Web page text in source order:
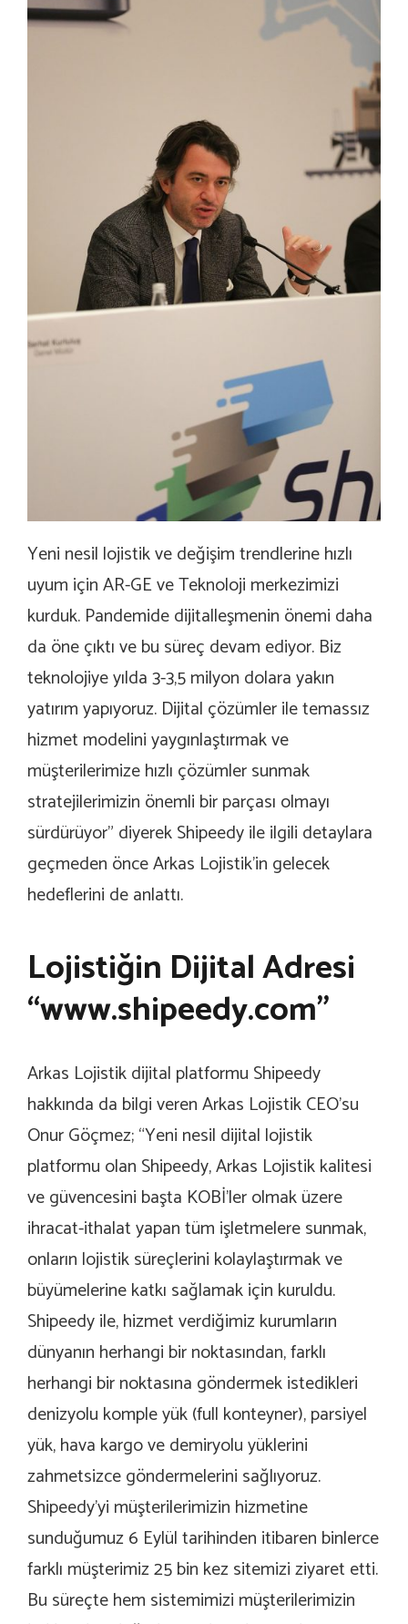
Yeni nesil lojistik ve değişim trendlerine hızlı
uyum için AR-GE ve Teknoloji merkezimizi
kurduk. Pandemide dijitalleşmenin önemi daha
da öne çıktı ve bu süreç devam ediyor. Biz
teknolojiye yılda 3-3,5 milyon dolara yakın
yatırım yapıyoruz. Dijital çözümler ile temassız
hizmet modelini yaygınlaştırmak ve
müşterilerimize hızlı çözümler sunmak
stratejilerimizin önemli bir parçası olmayı
sürdürüyor” diyerek Shipeedy ile ilgili detaylara
geçmeden önce Arkas Lojistik’in gelecek
hedeflerini de anlattı.
Lojistiğin Dijital Adresi
“www.shipeedy.com”
Arkas Lojistik dijital platformu Shipeedy
hakkında da bilgi veren Arkas Lojistik CEO’su
Onur Göçmez; “Yeni nesil dijital lojistik
platformu olan Shipeedy, Arkas Lojistik kalitesi
ve güvencesini başta KOBİ’ler olmak üzere
ihracat-ithalat yapan tüm işletmelere sunmak,
onların lojistik süreçlerini kolaylaştırmak ve
büyümelerine katkı sağlamak için kuruldu.
Shipeedy ile, hizmet verdiğimiz kurumların
dünyanın herhangi bir noktasından, farklı
herhangi bir noktasına göndermek istedikleri
denizyolu komple yük (full konteyner), parsiyel
yük, hava kargo ve demiryolu yüklerini
zahmetsizce göndermelerini sağlıyoruz.
Shipeedy’yi müşterilerimizin hizmetine
sunduğumuz 6 Eylül tarihinden itibaren binlerce
farklı müşterimiz 25 bin kez sitemizi ziyaret etti.
Bu süreçte hem sistemimizi müşterilerimizin